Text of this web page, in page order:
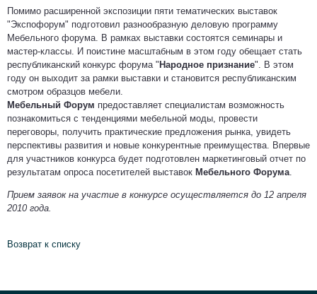
Помимо расширенной экспозиции пяти тематических выставок
"Экспофорум" подготовил разнообразную деловую программу
Мебельного форума. В рамках выставки состоятся семинары и
мастер-классы. И поистине масштабным в этом году обещает стать
республиканский конкурс форума " Народное признание". В этом
году он выходит за рамки выставки и становится республиканским
смотром образцов мебели.
Мебельный Форум предоставляет специалистам возможность
познакомиться с тенденциями мебельной моды, провести
переговоры, получить практические предложения рынка, увидеть
перспективы развития и новые конкурентные преимущества. Впервые
для участников конкурса будет подготовлен маркетинговый отчет по
результатам опроса посетителей выставок Мебельного Форума.
Прием заявок на участие в конкурсе осуществляется до 12 апреля
2010 года.
Возврат к списку